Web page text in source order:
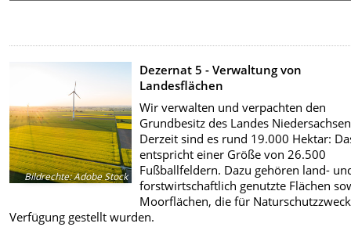
Bildrechte:Adobe Stock
Dezernat 5 - Verwaltung von
Landesflächen
Wir verwalten und verpachten den
Grundbesitz des Landes
Derzeit sind es rund 19.000 Hektar:
entspricht einer Größe von 26.500
Fußballfeldern. Dazu gehören land-
forstwirtschaftlich genutzte Flächen
Moorflächen, die für
Verfügung gestellt wurden.